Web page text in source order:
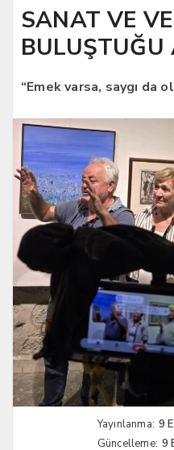
SANAT VE
BULUŞTUĞU
“Emek varsa, saygı da
Yayınlanma: 9
Güncelleme: 9